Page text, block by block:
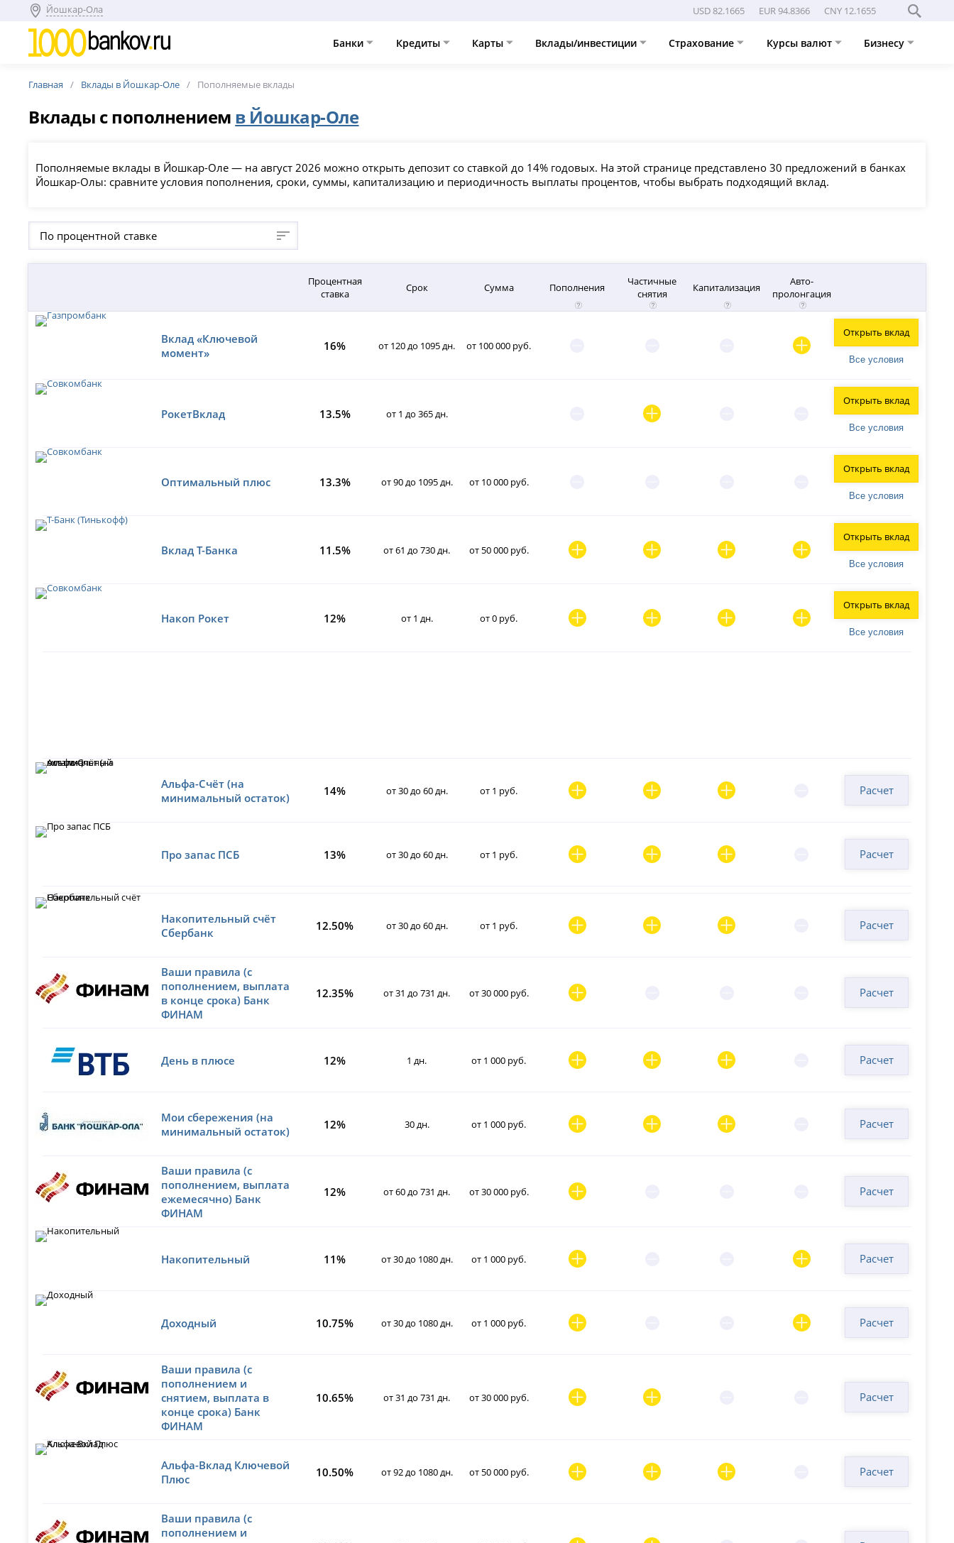
Йошкар-Ола USD 82.1665 EUR 94.8366 CNY 12.1655
Банки Кредиты Карты Вклады/инвестиции Страхование Курсы валют Бизнесу
Главная Вклады в Йошкар-Оле Пополняемые вклады
Вклады с пополнением в Йошкар-Оле
Пополняемые вклады в Йошкар-Оле — на август 2026 можно открыть депозит со ставкой до 14% годовых. На этой странице представлено 30 предложений в банках
Йошкар-Олы: сравните условия пополнения, сроки, суммы, капитализацию и периодичность выплаты процентов, чтобы выбрать подходящий вклад.
По процентной ставке
Процентная
ставка
Срок Сумма Пополнения
Частичные
снятия
Капитализация
Авто-
пролонгация
Вклад «Ключевой
момент»
16% от 120 до 1095 дн. от 100 000 руб.
Все условия
Открыть вклад
РокетВклад 13.5% от 1 до 365 дн.
Все условия
Открыть вклад
Оптимальный плюс 13.3% от 90 до 1095 дн. от 10 000 руб.
Все условия
Открыть вклад
Вклад Т-Банка 11.5% от 61 до 730 дн. от 50 000 руб.
Все условия
Открыть вклад
Накоп Рокет 12% от 1 дн. от 0 руб.
Все условия
Открыть вклад
Альфа-Счёт (на
минимальный остаток)
14% от 30 до 60 дн. от 1 руб. Расчет
Про запас ПСБ 13% от 30 до 60 дн. от 1 руб. Расчет
Накопительный счёт
Сбербанк
12.50% от 30 до 60 дн. от 1 руб. Расчет
Ваши правила (с
пополнением, выплата
в конце срока) Банк
ФИНАМ
12.35% от 31 до 731 дн. от 30 000 руб. Расчет
День в плюсе 12% 1 дн. от 1 000 руб. Расчет
Мои сбережения (на
минимальный остаток)
12% 30 дн. от 1 000 руб. Расчет
Ваши правила (с
пополнением, выплата
ежемесячно) Банк
ФИНАМ
12% от 60 до 731 дн. от 30 000 руб. Расчет
Накопительный 11% от 30 до 1080 дн. от 1 000 руб. Расчет
Доходный 10.75% от 30 до 1080 дн. от 1 000 руб. Расчет
Ваши правила (с
пополнением и
снятием, выплата в
конце срока) Банк
ФИНАМ
10.65% от 31 до 731 дн. от 30 000 руб. Расчет
Альфа-Вклад Ключевой
Плюс
10.50% от 92 до 1080 дн. от 50 000 руб. Расчет
Ваши правила (с
пополнением и